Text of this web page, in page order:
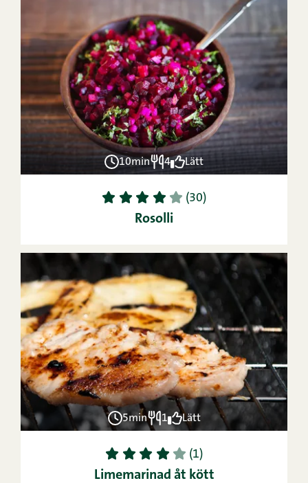
10min 4 Lätt
1 2 3 4 5 (30)
Rosolli
5min 1 Lätt
1 2 3 4 5 (1)
Limemarinad åt kött